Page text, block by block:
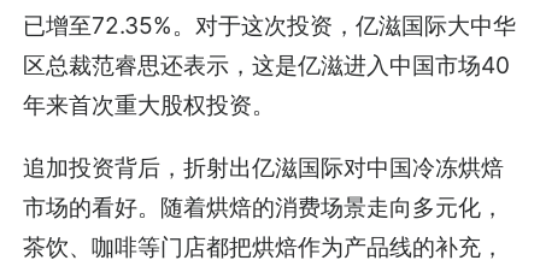
已增至72.35%。对于这次投资，亿滋国际大中华
区总裁范睿思还表示，这是亿滋进入中国市场40
年来首次重大股权投资。
追加投资背后，折射出亿滋国际对中国冷冻烘焙
市场的看好。随着烘焙的消费场景走向多元化，
茶饮、咖啡等门店都把烘焙作为产品线的补充，